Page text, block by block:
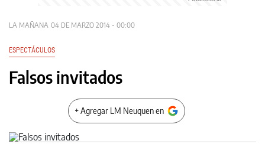
LA MAÑANA 04 DE MARZO 2014 - 00:00
ESPECTÁCULOS
Falsos invitados
+ Agregar LM Neuquen en